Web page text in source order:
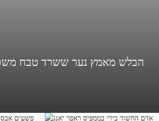
הבלש מאמץ נער ששרד טבח